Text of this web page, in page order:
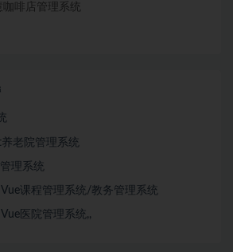
咖啡店管理系统
老院管理系统
理系统
课程管理系统/教务管理系统
医院管理系统,,